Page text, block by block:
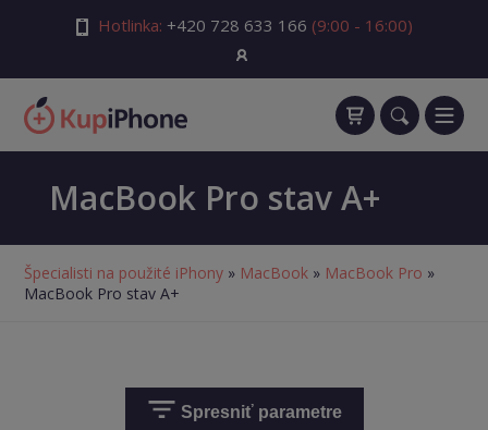
Hotlinka: +420 728 633 166 (9:00 - 16:00)
MacBook Pro stav A+
Špecialisti na použité iPhony » MacBook » MacBook Pro »
MacBook Pro stav A+
Spresniť parametre